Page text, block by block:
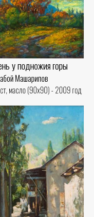
у подножия горы
Машарипов
масло (90x90) - 2009 год